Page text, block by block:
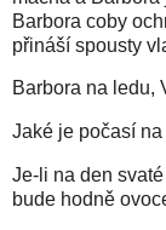
Barbora coby
přináší spousty
Barbora na ledu,
Jaké je počasí
Je-li na den
bude hodně